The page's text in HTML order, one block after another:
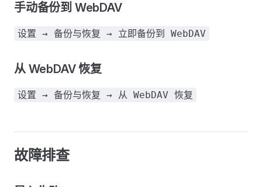
手动备份到 WebDAV
设置 → 备份与恢复 → 立即备份到 WebDAV
从 WebDAV 恢复
设置 → 备份与恢复 → 从 WebDAV 恢复
故障排查